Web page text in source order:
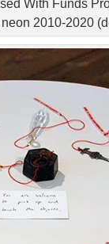
With Funds
2010-2020